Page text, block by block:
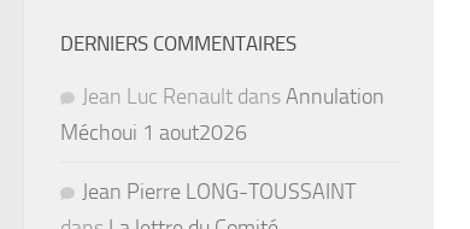
DERNIERS COMMENTAIRES
Jean Luc Renault dansAnnulation
Méchoui 1 aout2026
Jean Pierre LONG-TOUSSAINT